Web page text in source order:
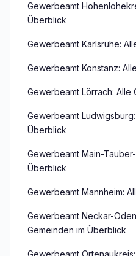
Gewerbeamt
Überblick
Gewerbeamt Karlsruhe:
Gewerbeamt Konstanz:
Gewerbeamt Lörrach: Alle
Gewerbeamt
Überblick
Gewerbeamt Main-
Überblick
Gewerbeamt Mannheim:
Gewerbeamt Neckar-
Gemeinden im Überblick
Gewerbeamt